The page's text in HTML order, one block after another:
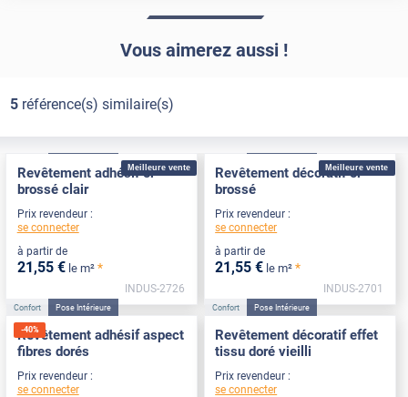
Vous aimerez aussi !
5référence(s) similaire(s)
Meilleure vente
Revêtement adhésif or
brossé clair
Prix revendeur :
se connecter
à partir de
21,55 € le m² *
INDUS-2726
Meilleure vente
Revêtement décoratif or
brossé
Prix revendeur :
se connecter
à partir de
21,55 € le m² *
INDUS-2701
-40%
Confort Pose Intérieure
Revêtement adhésif aspect
fibres dorés
Prix revendeur :
se connecter
Confort Pose Intérieure
Revêtement décoratif effet
tissu doré vieilli
Prix revendeur :
se connecter